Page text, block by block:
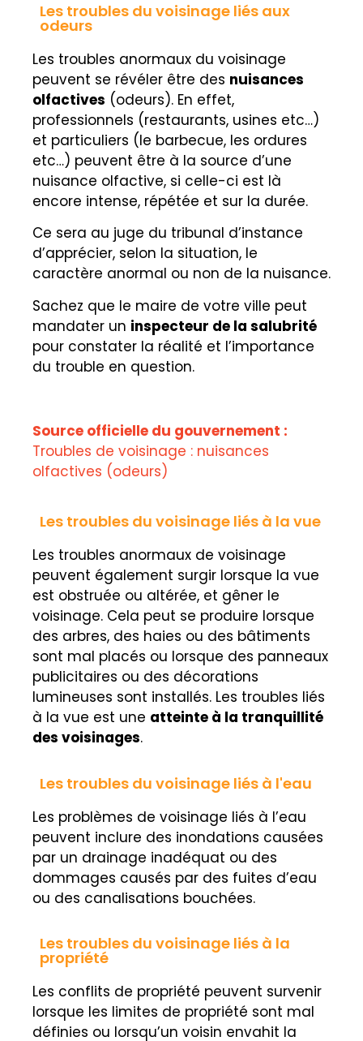
Les troubles du voisinage liés aux
odeurs
Les troubles anormaux du voisinage
peuvent se révéler être des nuisances
olfactives (odeurs). En effet,
professionnels (restaurants, usines etc…)
et particuliers (le barbecue, les ordures
etc…) peuvent être à la source d’une
nuisance olfactive, si celle-ci est là
encore intense, répétée et sur la durée.
Ce sera au juge du tribunal d’instance
d’apprécier, selon la situation, le
caractère anormal ou non de la nuisance.
Sachez que le maire de votre ville peut
mandater un inspecteur de la salubrité
pour constater la réalité et l’importance
du trouble en question.
Source officielle du gouvernement :
Troubles de voisinage : nuisances
olfactives (odeurs)
Les troubles du voisinage liés à la vue
Les troubles anormaux de voisinage
peuvent également surgir lorsque la vue
est obstruée ou altérée, et gêner le
voisinage. Cela peut se produire lorsque
des arbres, des haies ou des bâtiments
sont mal placés ou lorsque des panneaux
publicitaires ou des décorations
lumineuses sont installés. Les troubles liés
à la vue est une atteinte à la tranquillité
des voisinages.
Les troubles du voisinage liés à l'eau
Les problèmes de voisinage liés à l’eau
peuvent inclure des inondations causées
par un drainage inadéquat ou des
dommages causés par des fuites d’eau
ou des canalisations bouchées.
Les troubles du voisinage liés à la
propriété
Les conflits de propriété peuvent survenir
lorsque les limites de propriété sont mal
définies ou lorsqu’un voisin envahit la